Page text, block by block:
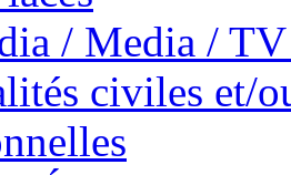
/ Media /
civiles et/